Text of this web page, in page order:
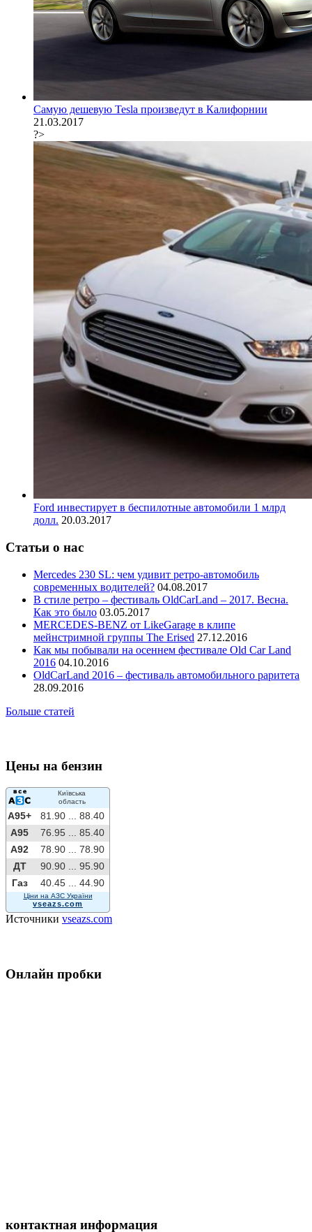
Самую дешевую Tesla произведут в Калифорнии
21.03.2017
?>
Ford инвестирует в беспилотные автомобили 1 млрд
долл. 20.03.2017
Статьи о нас
Mercedes 230 SL: чем удивит ретро-автомобиль
современных водителей? 04.08.2017
В стиле ретро – фестиваль OldCarLand – 2017. Весна.
Как это было 03.05.2017
MERCEDES-BENZ от LikeGarage в клипе
мейнстримной группы The Erised 27.12.2016
Как мы побывали на осеннем фестивале Old Car Land
2016 04.10.2016
OldCarLand 2016 – фестиваль автомобильного раритета
28.09.2016
Больше статей
Цены на бензин
Київська
область
A95+ 81.90 ...
88.40
A95
76.95 ...
85.40
A92
78.90 ...
78.90
ДТ
90.90 ...
95.90
Газ
40.45 ... 44.90
Ціни на АЗС України
vseazs.com
Источники vseazs.com
Онлайн пробки
контактная информация